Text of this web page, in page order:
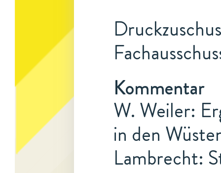
Kommentar
W. Weiler:
in den
Lambrecht: